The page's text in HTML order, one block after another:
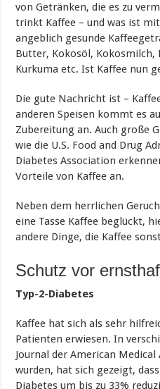
von Getränken, die es zu
trinkt Kaffee – und was ist
angeblich gesunde
Butter, Kokosöl, Kokosmilch,
Kurkuma etc. Ist Kaffee nun
Die gute Nachricht ist –
anderen Speisen kommt es
Zubereitung an. Auch große
wie die U.S. Food and Drug
Diabetes Association
Vorteile von Kaffee an.
Neben dem herrlichen
eine Tasse Kaffee beglückt,
andere Dinge, die Kaffee
Schutz vor
Typ-2-Diabetes
Kaffee hat sich als sehr
Patienten erwiesen. In
Journal der American
wurden, hat sich gezeigt,
Diabetes um bis zu 33%